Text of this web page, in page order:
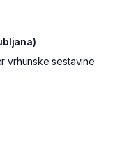
vrhunske sestavine